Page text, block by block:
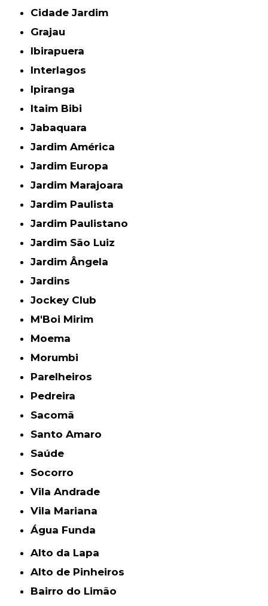
Cidade Jardim
Grajau
Ibirapuera
Interlagos
Ipiranga
Itaim Bibi
Jabaquara
Jardim América
Jardim Europa
Jardim Marajoara
Jardim Paulista
Jardim Paulistano
Jardim São Luiz
Jardim Ângela
Jardins
Jockey Club
M'Boi Mirim
Moema
Morumbi
Parelheiros
Pedreira
Sacomã
Santo Amaro
Saúde
Socorro
Vila Andrade
Vila Mariana
Água Funda
Alto da Lapa
Alto de Pinheiros
Bairro do Limão